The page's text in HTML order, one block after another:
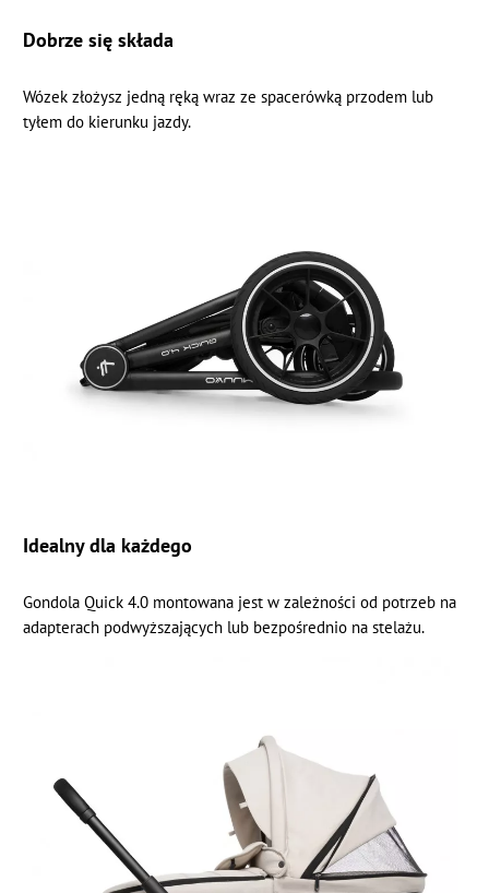
Dobrze się składa
Wózek złożysz jedną ręką wraz ze spacerówką przodem lub
tyłem do kierunku jazdy.
Idealny dla każdego
Gondola Quick 4.0 montowana jest w zależności od potrzeb na
adapterach podwyższających lub bezpośrednio na stelażu.